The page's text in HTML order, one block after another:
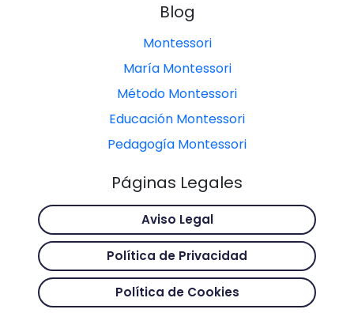
Blog
Montessori
María Montessori
Método Montessori
Educación Montessori
Pedagogía Montessori
Páginas Legales
Aviso Legal
Política de Privacidad
Política de Cookies